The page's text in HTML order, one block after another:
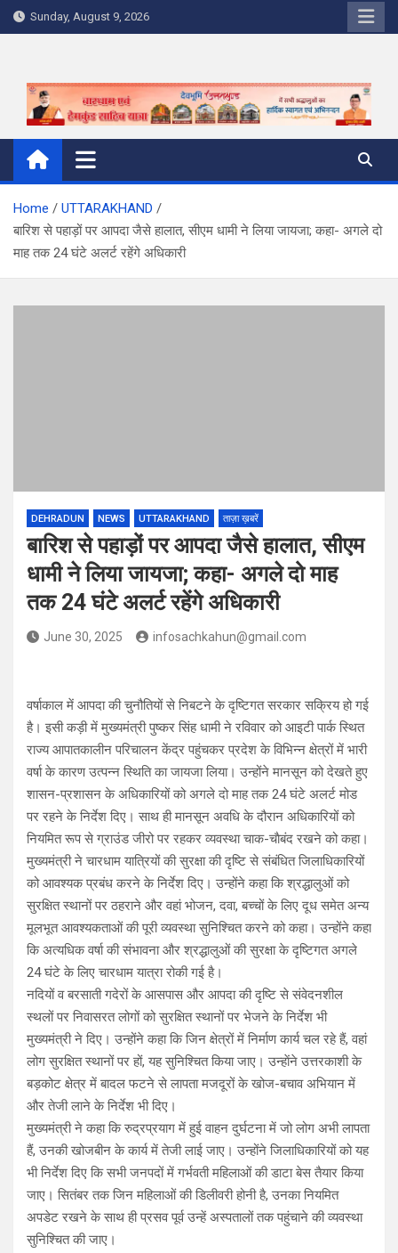
Skip
to
Sunday, August 9, 2026
Home
UTTARAKHAND
बारिश से पहाड़ों पर आपदा जैसे हालात, सीएम धामी ने लिया जायजा; कहा- अगले दो
माह तक 24 घंटे अलर्ट रहेंगे अधिकारी
DEHRADUN NEWS UTTARAKHAND ताज़ा ख़बरें
बारिश से पहाड़ों पर आपदा जैसे हालात, सीएम
धामी ने लिया जायजा; कहा- अगले दो माह
तक 24 घंटे अलर्ट रहेंगे अधिकारी
June 30, 2025 infosachkahun@gmail.com
वर्षाकाल में आपदा की चुनौतियों से निबटने के दृष्टिगत सरकार सक्रिय हो गई
है। इसी कड़ी में मुख्यमंत्री पुष्कर सिंह धामी ने रविवार को आइटी पार्क स्थित
राज्य आपातकालीन परिचालन केंद्र पहुंचकर प्रदेश के विभिन्न क्षेत्रों में भारी
वर्षा के कारण उत्पन्न स्थिति का जायजा लिया। उन्होंने मानसून को देखते हुए
शासन-प्रशासन के अधिकारियों को अगले दो माह तक 24 घंटे अलर्ट मोड
पर रहने के निर्देश दिए। साथ ही मानसून अवधि के दौरान अधिकारियों को
नियमित रूप से ग्राउंड जीरो पर रहकर व्यवस्था चाक-चाैबंद रखने को कहा।
मुख्यमंत्री ने चारधाम यात्रियों की सुरक्षा की दृष्टि से संबंधित जिलाधिकारियों
को आवश्यक प्रबंध करने के निर्देश दिए। उन्होंने कहा कि श्रद्धालुओं को
सुरक्षित स्थानों पर ठहराने और वहां भोजन, दवा, बच्चों के लिए दूध समेत अन्य
मूलभूत आवश्यकताओं की पूरी व्यवस्था सुनिश्चित करने को कहा। उन्होंने कहा
कि अत्यधिक वर्षा की संभावना और श्रद्धालुओं की सुरक्षा के दृष्टिगत अगले
24 घंटे के लिए चारधाम यात्रा रोकी गई है।
नदियों व बरसाती गदेरों के आसपास और आपदा की दृष्टि से संवेदनशील
स्थलों पर निवासरत लोगों को सुरक्षित स्थानों पर भेजने के निर्देश भी
मुख्यमंत्री ने दिए। उन्होंने कहा कि जिन क्षेत्रों में निर्माण कार्य चल रहे हैं, वहां
लोग सुरक्षित स्थानों पर हों, यह सुनिश्चित किया जाए। उन्हाेंने उत्तरकाशी के
बड़कोट क्षेत्र में बादल फटने से लापता मजदूरों के खोज-बचाव अभियान में
और तेजी लाने के निर्देश भी दिए।
मुख्यमंत्री ने कहा कि रुद्रप्रयाग में हुई वाहन दुर्घटना में जो लोग अभी लापता
हैं, उनकी खोजबीन के कार्य में तेजी लाई जाए। उन्होंने जिलाधिकारियों को यह
भी निर्देश दिए कि सभी जनपदों में गर्भवती महिलाओं की डाटा बेस तैयार किया
जाए। सितंबर तक जिन महिलाओं की डिलीवरी होनी है, उनका नियमित
अपडेट रखने के साथ ही प्रसव पूर्व उन्हें अस्पतालों तक पहुंचाने की व्यवस्था
सुनिश्चित की जाए।